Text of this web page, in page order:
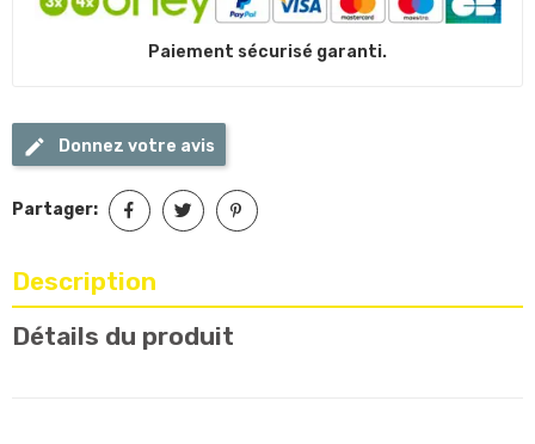
Paiement sécurisé garanti.
Donnez votre avis
Partager:
Description
Détails du produit